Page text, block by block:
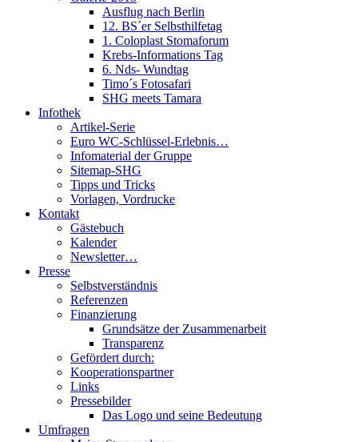
Ausflug nach Berlin
12. BS´er Selbsthilfetag
1. Coloplast Stomaforum
Krebs-Informations Tag
6. Nds- Wundtag
Timo´s Fotosafari
SHG meets Tamara
Infothek
Artikel-Serie
Euro WC-Schlüssel-Erlebnis…
Infomaterial der Gruppe
Sitemap-SHG
Tipps und Tricks
Vorlagen, Vordrucke
Kontakt
Gästebuch
Kalender
Newsletter…
Presse
Selbstverständnis
Referenzen
Finanzierung
Grundsätze der Zusammenarbeit
Transparenz
Gefördert durch:
Kooperationspartner
Links
Pressebilder
Das Logo und seine Bedeutung
Umfragen